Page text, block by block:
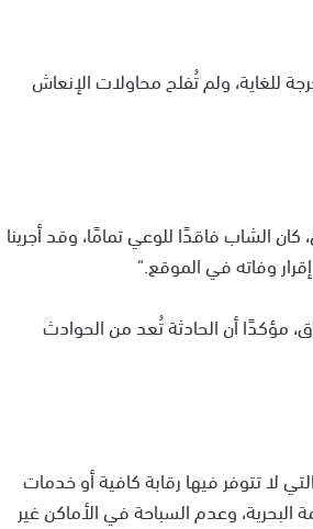
للغاية، ولم تُفلح محاولات الإنعاش
الشاب فاقدًا للوعي تمامًا، وقد أجرينا
وفاته في الموقع."
مؤكدًا أن الحادثة تُعد من الحوادث
لا تتوفر فيها رقابة كافية أو خدمات
البحرية، وعدم السباحة في الأماكن غير